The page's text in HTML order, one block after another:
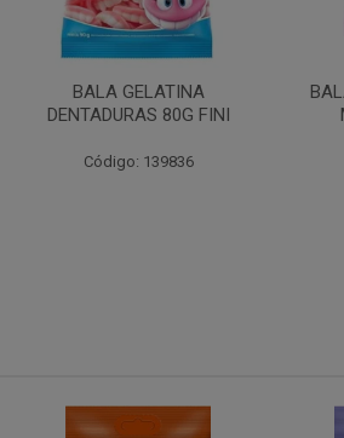
BALA GELATINA
DENTADURAS 80G FINI
Código: 139836